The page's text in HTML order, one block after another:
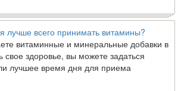
витаминные и минеральные добавки в
свое здоровье, вы можете задаться
лучшее время дня для приема